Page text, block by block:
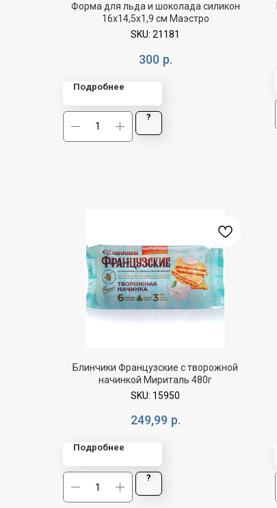
Форма для льда и шоколада силикон
16х14,5х1,9 см Маэстро
SKU: 21181
300 р.
Подробнее
?
Блинчики Французские с творожной
начинкой Мириталь 480г
SKU: 15950
249,99 р.
Подробнее
?